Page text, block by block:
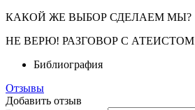
КАКОЙ ЖЕ ВЫБОР СДЕЛАЕМ МЫ?
НЕ ВЕРЮ! РАЗГОВОР С АТЕИСТОМ
Библиография
Отзывы
Добавить отзыв